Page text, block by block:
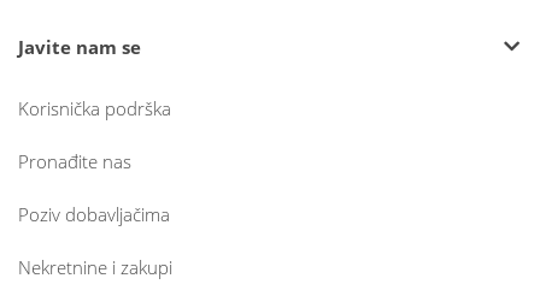
Javite nam se
Korisnička podrška
Pronađite nas
Poziv dobavljačima
Nekretnine i zakupi